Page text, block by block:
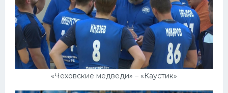
«Чеховские медведи» – «Каустик»